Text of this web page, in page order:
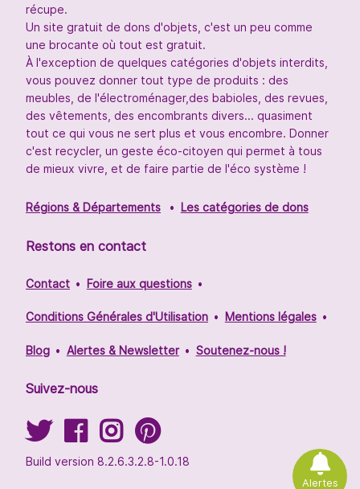
Alertes
récupe.
Un site gratuit de dons d'objets, c'est un peu comme
une brocante où tout est gratuit.
À l'exception de quelques catégories d'objets interdits,
vous pouvez donner tout type de produits : des
meubles, de l'électroménager,des babioles, des revues,
des vêtements, des encombrants divers... quasiment
tout ce qui vous ne sert plus et vous encombre. Donner
c'est recycler, un geste éco-citoyen qui permet à tous
de mieux vivre, et de faire partie de l'éco système !
Régions & Départements Les catégories de dons
Restons en contact
Contact Foire aux questions
Conditions Générales d'Utilisation Mentions légales
Blog Alertes & Newsletter Soutenez-nous !
Suivez-nous
Build version 8.2.6.3.2.8-1.0.18